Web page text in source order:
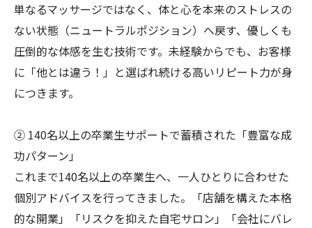
単なるマッサージではなく、体と心を本来のストレスの
ない状態（ニュートラルポジション）へ戻す、優しくも
圧倒的な体感を生む技術です。未経験からでも、お客様
に「他とは違う！」と選ばれ続ける高いリピート力が身
につきます。
② 140名以上の卒業生サポートで蓄積された「豊富な成
功パターン」
これまで140名以上の卒業生へ、一人ひとりに合わせた
個別アドバイスを行ってきました。「店舗を構えた本格
的な開業」「リスクを抑えた自宅サロン」「会社にバレ